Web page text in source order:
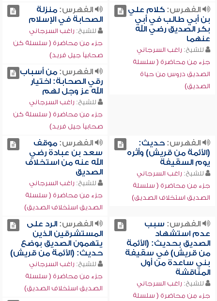
الفهرس:كلام علي
بن أبي طالب في أبي
بكر الصديق رضي الله
عنهما
للشيخ: راغب السرجاني
جزء من محاضرة ( سلسلة
الصديق دروس من حياة
الصديق)
الفهرس:منزلة
الصحابة في الإسلام
للشيخ: راغب السرجاني
جزء من محاضرة ( سلسلة كن
صحابياً جيل فريد)
الفهرس:من أسباب
رقي الصحابة: اختيار
الله عز وجل لهم
للشيخ: راغب السرجاني
جزء من محاضرة ( سلسلة كن
صحابياً جيل فريد)
الفهرس:حديث:
(الأئمة من قريش) وأثره
يوم السقيفة
للشيخ: راغب السرجاني
جزء من محاضرة ( سلسلة
الصديق استخلاف الصديق)
الفهرس:موقف
سعد بن عبادة رضي
الله عنه من استخلاف
الصديق
للشيخ: راغب السرجاني
جزء من محاضرة ( سلسلة
الصديق استخلاف الصديق)
الفهرس: سبب
عدم استشهاد
الصديق بحديث: (الأئمة
من قريش) في سقيفة
بني ساعدة من أول
المناقشة
للشيخ: راغب السرجاني
جزء من محاضرة ( سلسلة
الفهرس:الرد على
المستشرقين الذين
يتهمون الصديق بوضع
حديث: (الأئمة من قريش)
للشيخ: راغب السرجاني
جزء من محاضرة ( سلسلة
الصديق استخلاف الصديق)